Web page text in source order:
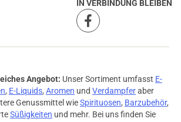
IN VERBINDUNG BLEIBEN
Angebot: Unser Sortiment umfasst E-
, E-Liquids, Aromen und Verdampferaber
Genussmittel wieSpirituosen, Barzubehör,
Süßigkeiten und mehr. Bei uns finden Sie